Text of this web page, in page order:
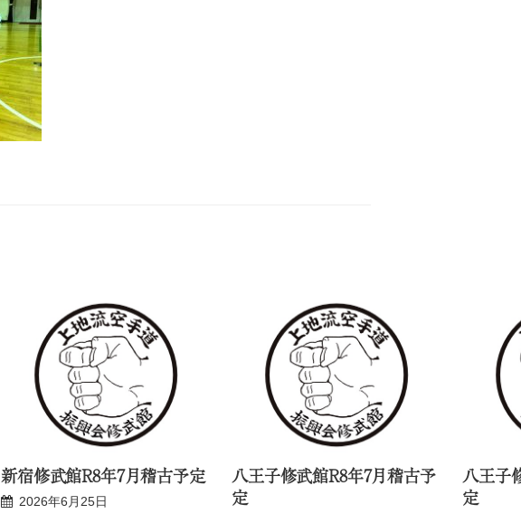
新宿修武館R8年7月稽古予定
2026年6月25日
八王子修武館R8年7月稽古予
定
八王子
定